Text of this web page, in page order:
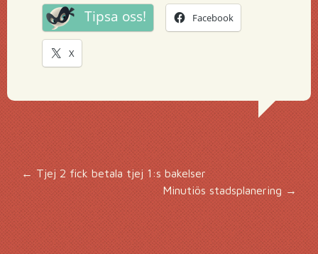
Tipsa oss! Facebook
X
Inläggsnavigering
←Tjej 2 fick betala tjej 1:s bakelser
Minutiös stadsplanering →